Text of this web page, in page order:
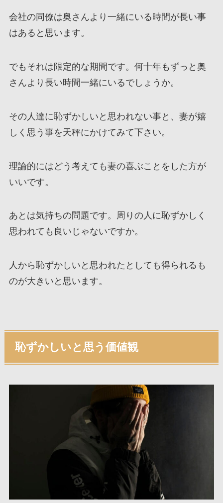
会社の同僚は奥さんより一緒にいる時間が長い事
はあると思います。
でもそれは限定的な期間です。何十年もずっと奥
さんより長い時間一緒にいるでしょうか。
その人達に恥ずかしいと思われない事と、妻が嬉
しく思う事を天秤にかけてみて下さい。
理論的にはどう考えても妻の喜ぶことをした方が
いいです。
あとは気持ちの問題です。周りの人に恥ずかしく
思われても良いじゃないですか。
人から恥ずかしいと思われたとしても得られるも
のが大きいと思います。
恥ずかしいと思う価値観